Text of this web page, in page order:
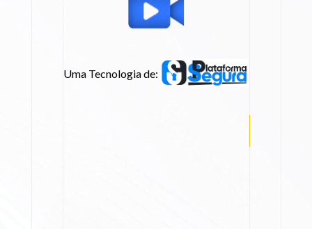
Uma Tecnologia de: